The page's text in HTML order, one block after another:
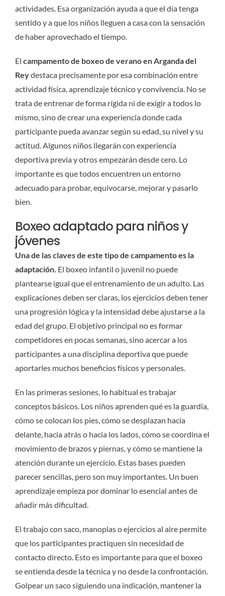
actividades. Esa organización ayuda a que el día tenga
sentido y a que los niños lleguen a casa con la sensación
de haber aprovechado el tiempo.
El campamento de boxeo de verano en Arganda del
Reydestaca precisamente por esa combinación entre
actividad física, aprendizaje técnico y convivencia. No se
trata de entrenar de forma rígida ni de exigir a todos lo
mismo, sino de crear una experiencia donde cada
participante pueda avanzar según su edad, su nivel y su
actitud. Algunos niños llegarán con experiencia
deportiva previa y otros empezarán desde cero. Lo
importante es que todos encuentren un entorno
adecuado para probar, equivocarse, mejorar y pasarlo
bien.
Boxeo adaptado para niños y
jóvenes
Una de las claves de este tipo de campamento es la
adaptación. El boxeo infantil o juvenil no puede
plantearse igual que el entrenamiento de un adulto. Las
explicaciones deben ser claras, los ejercicios deben tener
una progresión lógica y la intensidad debe ajustarse a la
edad del grupo. El objetivo principal no es formar
competidores en pocas semanas, sino acercar a los
participantes a una disciplina deportiva que puede
aportarles muchos beneficios físicos y personales.
En las primeras sesiones, lo habitual es trabajar
conceptos básicos. Los niños aprenden qué es la guardia,
cómo se colocan los pies, cómo se desplazan hacia
delante, hacia atrás o hacia los lados, cómo se coordina el
movimiento de brazos y piernas, y cómo se mantiene la
atención durante un ejercicio. Estas bases pueden
parecer sencillas, pero son muy importantes. Un buen
aprendizaje empieza por dominar lo esencial antes de
añadir más dificultad.
El trabajo con saco, manoplas o ejercicios al aire permite
que los participantes practiquen sin necesidad de
contacto directo. Esto es importante para que el boxeo
se entienda desde la técnica y no desde la confrontación.
Golpear un saco siguiendo una indicación, mantener la